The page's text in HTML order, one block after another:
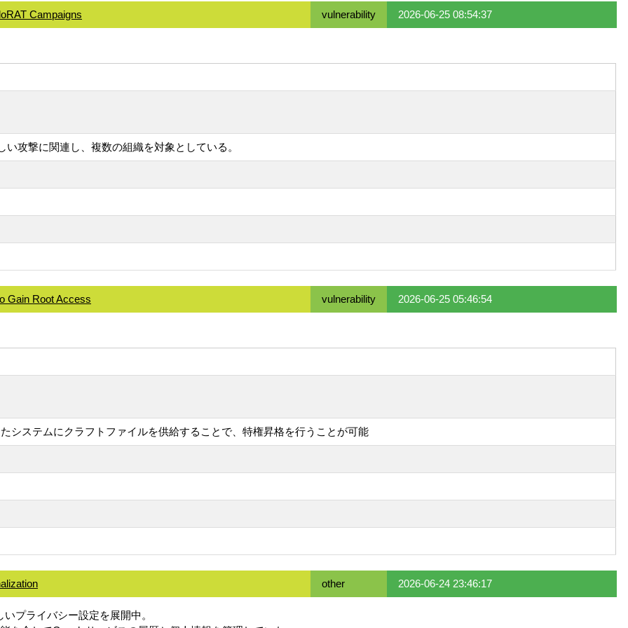
Campaigns vulnerability 2026-06-25 08:54:37
攻撃に関連し、複数の組織を対象としている。
Gain Root Access vulnerability 2026-06-25 05:46:54
システムにクラフトファイルを供給することで、特権昇格を行うことが可能
other 2026-06-24 23:46:17
プライバシー設定を展開中。